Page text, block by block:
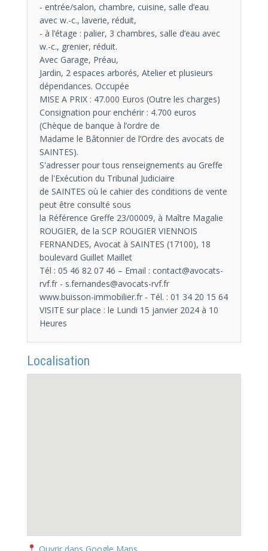
- entrée/salon, chambre, cuisine, salle d’eau
avec w.-c., laverie, réduit,
- à l’étage : palier, 3 chambres, salle d’eau avec
w.-c., grenier, réduit.
Avec Garage, Préau,
Jardin, 2 espaces arborés, Atelier et plusieurs
dépendances. Occupée
MISE A PRIX : 47.000 Euros (Outre les charges)
Consignation pour enchérir : 4.700 euros
(Chèque de banque à l’ordre de
Madame le Bâtonnier de l’Ordre des avocats de
SAINTES).
S'adresser pour tous renseignements au Greffe
de l'Exécution du Tribunal Judiciaire
de SAINTES où le cahier des conditions de vente
peut être consulté sous
la Référence Greffe 23/00009, à Maître Magalie
ROUGIER, de la SCP ROUGIER VIENNOIS
FERNANDES, Avocat à SAINTES (17100), 18
boulevard Guillet Maillet
Tél : 05 46 82 07 46 – Email : contact@avocats-
rvf.fr - s.fernandes@avocats-rvf.fr
www.buisson-immobilier.fr - Tél. : 01 34 20 15 64
VISITE sur place : le Lundi 15 janvier 2024 à 10
Heures
Localisation